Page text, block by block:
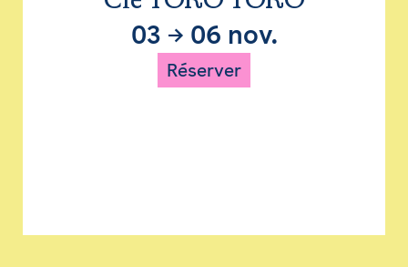
03 → 06 nov.
Réserver